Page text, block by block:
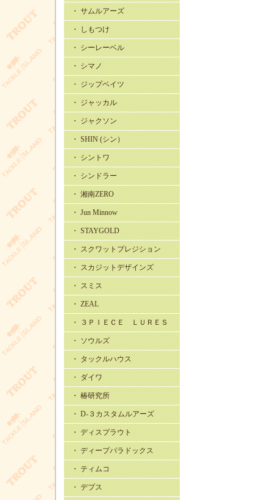
・ サムルアーズ
・ しもつけ
・ シーレーベル
・ シマノ
・ ジップベイツ
・ ジャッカル
・ ジャクソン
・ SHIN (シン）
・ シントワ
・ シンドラー
・ 湘南ZERO
・ Jun Minnow
・ STAYGOLD
・ スクワットプレジション
・ スカジットデザインズ
・ スミス
・ ZEAL
・ ３ＰＩＥＣＥ ＬＵＲＥＳ
・ ソウルズ
・ タックルハウス
・ ダイワ
・ 椿研究所
・ D-３カスタムルアーズ
・ ディスプラウト
・ ディープパラドックス
・ ティムコ
・ デプス